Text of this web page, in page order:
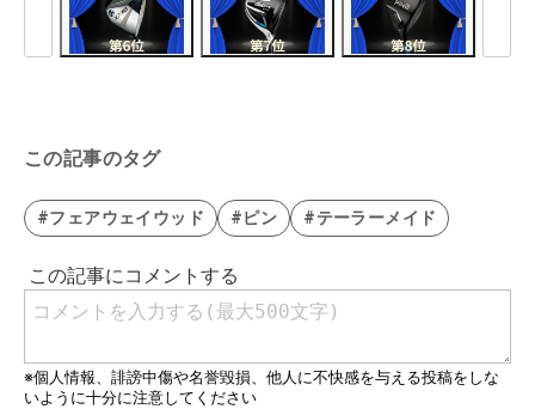
この記事のタグ
#フェアウェイウッド #ピン #テーラーメイド